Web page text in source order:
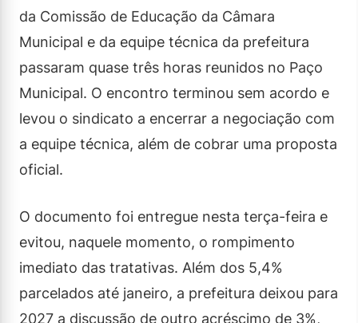
da Comissão de Educação da Câmara
Municipal e da equipe técnica da prefeitura
passaram quase três horas reunidos no Paço
Municipal. O encontro terminou sem acordo e
levou o sindicato a encerrar a negociação com
a equipe técnica, além de cobrar uma proposta
oficial.
O documento foi entregue nesta terça-feira e
evitou, naquele momento, o rompimento
imediato das tratativas. Além dos 5,4%
parcelados até janeiro, a prefeitura deixou para
2027 a discussão de outro acréscimo de 3%,